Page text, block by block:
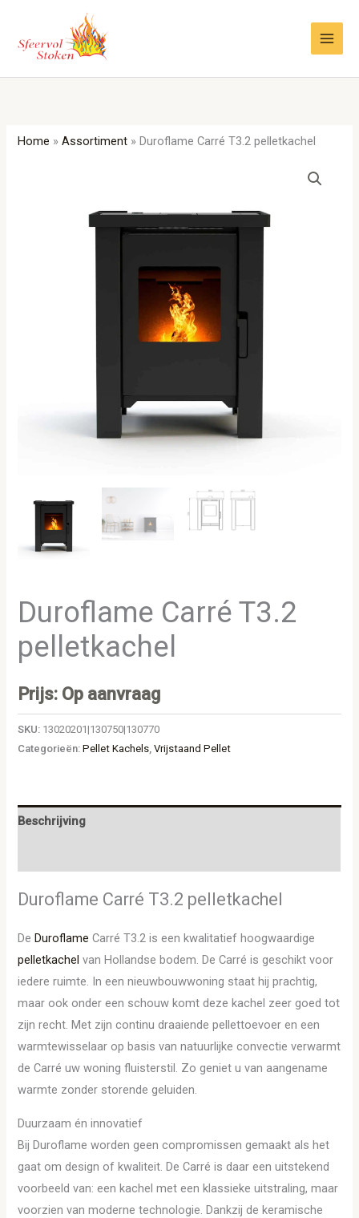
inhoud
Home »Assortiment » Duroflame Carré T3.2 pelletkachel
Duroflame Carré T3.2
pelletkachel
Prijs: Op aanvraag
SKU: 13020201|130750|130770
Categorieën:Pellet Kachels ,Vrijstaand Pellet
Beschrijving
Duroflame Carré T3.2 pelletkachel
DeDuroflameCarré T3.2 is een kwalitatief hoogwaardige
pelletkachel van Hollandse bodem. De Carré is geschikt voor
iedere ruimte. In een nieuwbouwwoning staat hij prachtig,
maar ook onder een schouw komt deze kachel zeer goed tot
zijn recht. Met zijn continu draaiende pellettoevoer en een
warmtewisselaar op basis van natuurlijke convectie verwarmt
de Carré uw woning fluisterstil. Zo geniet u van aangename
warmte zonder storende geluiden.
Duurzaam én innovatief
Bij Duroflame worden geen compromissen gemaakt als het
gaat om design of kwaliteit. De Carré is daar een uitstekend
voorbeeld van: een kachel met een klassieke uitstraling, maar
voorzien van moderne technologie. Dankzij de keramische